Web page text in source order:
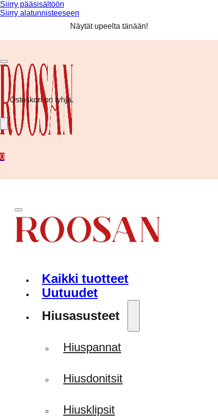
Siirry pääsisältöön
Siirry alatunnisteeseenIlmainen toimitus yli 80 € tilauksiin! ❤️
Näytät upeelta tänään!
0
Ostoskori on tyhjä.
Kaikki tuotteet
Uutuudet
Hiusasusteet
Hiuspannat
Hiusdonitsit
Hiusklipsit